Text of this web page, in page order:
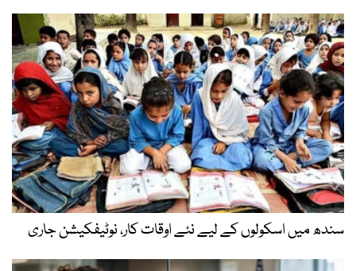
سندھ میں اسکولوں کے لیے نئے اوقات کار، نوٹیفکیشن جاری